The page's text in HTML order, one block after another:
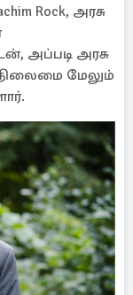
Rock, அரசு
அப்படி அரசு
மேலும்